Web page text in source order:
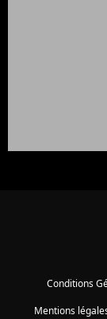
Conditions
Mentions